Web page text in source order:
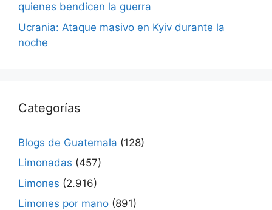
quienes bendicen la guerra
Ucrania: Ataque masivo en Kyiv durante la
noche
Categorías
Blogs de Guatemala (128)
Limonadas (457)
Limones (2.916)
Limones por mano (891)